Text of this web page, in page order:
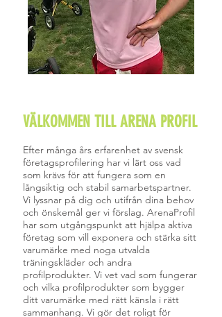
VÄLKOMMEN TILL ARENA PROFIL
Efter många års erfarenhet av svensk
företagsprofilering har vi lärt oss vad
som krävs för att fungera som en
långsiktig och stabil samarbetspartner.
Vi lyssnar på dig och utifrån dina behov
och önskemål ger vi förslag. ArenaProfil
har som utgångspunkt att hjälpa aktiva
företag som vill exponera och stärka sitt
varumärke med noga utvalda
träningskläder och andra
profilprodukter. Vi vet vad som fungerar
och vilka profilprodukter som bygger
ditt varumärke med rätt känsla i rätt
sammanhang. Vi gör det roligt för